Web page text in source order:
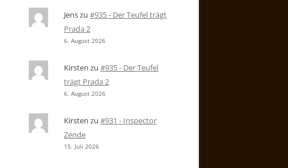
Jenszu #935 - Der Teufel trägt
Prada 2
6. August 2026
Kirsten zu #935 - Der Teufel
trägt Prada 2
6. August 2026
Kirsten zu #931 - Inspector
Zende
15. Juli 2026